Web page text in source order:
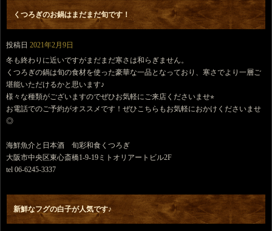
くつろぎのお鍋はまだまだ旬です！
投稿日 2021年2月9日
冬も終わりに近いですがまだまだ寒さは和らぎません。
くつろぎの鍋は旬の食材を使った豪華な一品となっており、寒さでより一層ご
堪能いただけるかと思います♪
様々な種類がございますのでぜひお気軽にご来店くださいませ⭐︎
お電話でのご予約がオススメです！ぜひこちらもお気軽におかけくださいませ
◎
海鮮魚介と日本酒 旬彩和食くつろぎ
大阪市中央区東心斎橋1-9-19ミトオリアートビル2F
tel 06-6245-3337
新鮮なフグの白子が人気です♪